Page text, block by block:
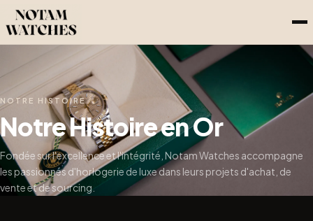
NOTRE HISTOIRE
Notre Histoire en Or
Fondée sur l'excellence et l'intégrité, Notam Watches accompagne
les passionnés d'horlogerie de luxe dans leurs projets d'achat, de
vente et de sourcing.